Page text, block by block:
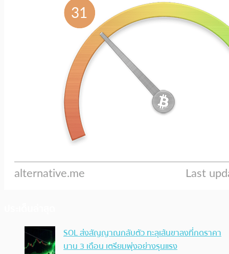
SOL ส่งสัญญาณกลับตัว ทะลุเส้นขาลงที่กดราคา
นาน 3 เดือน เตรียมพุ่งอย่างรุนแรง